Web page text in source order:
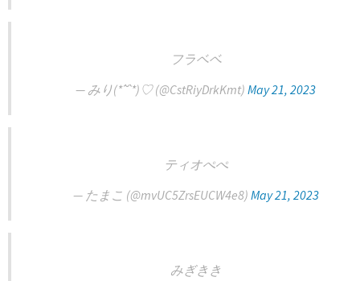
フラベベ
— みり(*ˊ˘ˋ*)♡ (@CstRiyDrkKmt) May 21, 2023
ティオぺぺ
— たまこ (@mvUC5ZrsEUCW4e8) May 21, 2023
みぎきき